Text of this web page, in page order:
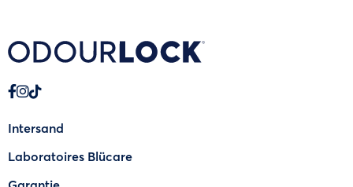
Intersand
Laboratoires Blücare